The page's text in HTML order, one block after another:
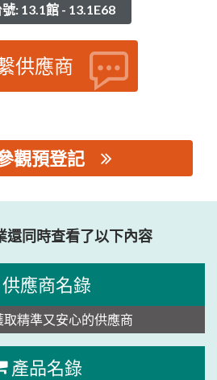
: 13.1館 - 13.1E68
供應商
觀預登記
還同時查看了以下內容
供應商名錄
精準又安心的供應商
產品名錄